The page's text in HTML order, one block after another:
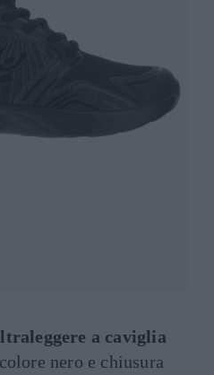
a caviglia
nero e chiusura